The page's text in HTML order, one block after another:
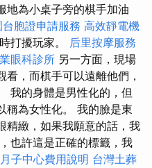
地為小桌子旁的棋手加油
胞證申請服務 高效靜電機
打擾玩家。 后里按摩服務
眼科診所 另一方面，現場
，而棋手可以遠離他們，
我的身體是男性化的，但
稱為女性化。 我的臉是東
精緻，如果我願意的話，我
也許這是正確的標籤，我
月子中心費用說明 台灣土葬